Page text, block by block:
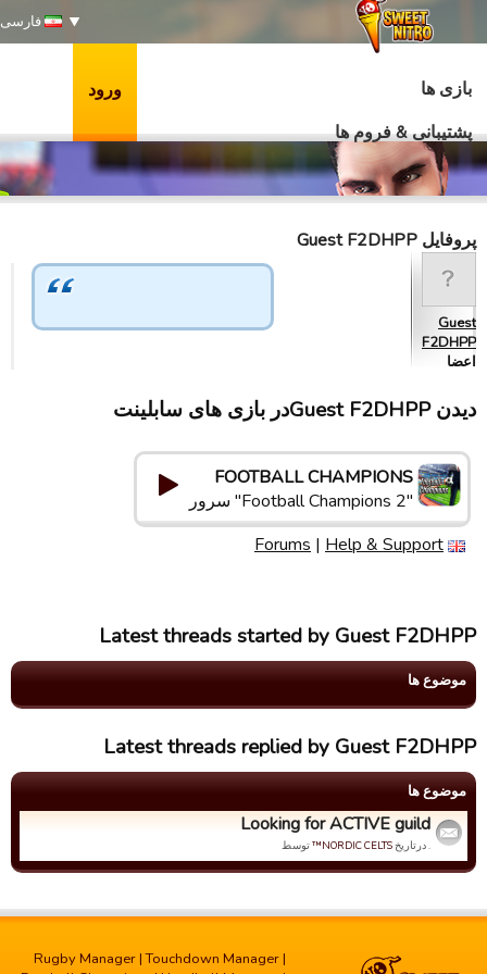
فارسی
بازی ها
پشتیبانی & فروم ها
ورود
پروفایل Guest F2DHPP
Guest
F2DHPP
اعضا
دیدن Guest F2DHPPدر بازی های سابلینت
FOOTBALL CHAMPIONS
"Football Champions 2" سرور
Forums | Help & Support
Latest threads started by Guest F2DHPP
موضوع ها
Latest threads replied by Guest F2DHPP
موضوع ها
Looking for ACTIVE guild
. درتاریخNORDIC CELTS™ توسط
Rugby Manager |Touchdown Manager |